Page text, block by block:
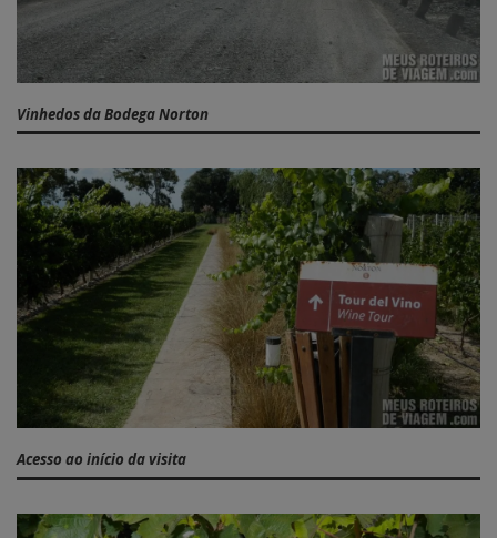
Vinhedos da Bodega Norton
Acesso ao início da visita